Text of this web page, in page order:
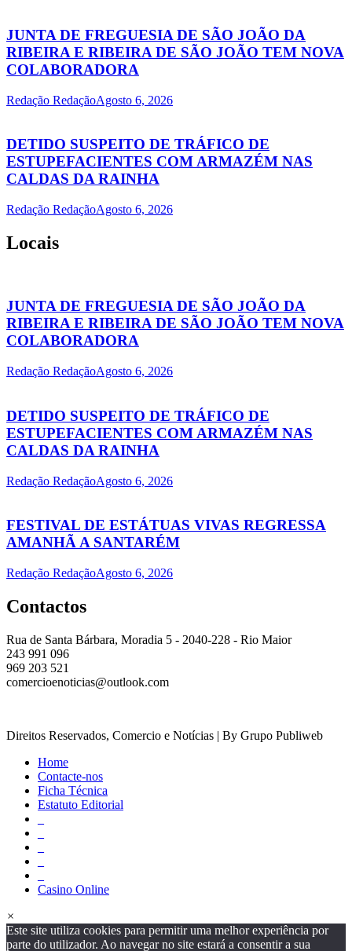
JUNTA DE FREGUESIA DE SÃO JOÃO DA
RIBEIRA E RIBEIRA DE SÃO JOÃO TEM NOVA
COLABORADORA
Redação RedaçãoAgosto 6, 2026
DETIDO SUSPEITO DE TRÁFICO DE
ESTUPEFACIENTES COM ARMAZÉM NAS
CALDAS DA RAINHA
Redação RedaçãoAgosto 6, 2026
Locais
JUNTA DE FREGUESIA DE SÃO JOÃO DA
RIBEIRA E RIBEIRA DE SÃO JOÃO TEM NOVA
COLABORADORA
Redação RedaçãoAgosto 6, 2026
DETIDO SUSPEITO DE TRÁFICO DE
ESTUPEFACIENTES COM ARMAZÉM NAS
CALDAS DA RAINHA
Redação RedaçãoAgosto 6, 2026
FESTIVAL DE ESTÁTUAS VIVAS REGRESSA
AMANHÃ A SANTARÉM
Redação RedaçãoAgosto 6, 2026
Contactos
Rua de Santa Bárbara, Moradia 5 - 2040-228 - Rio Maior
243 991 096
969 203 521
comercioenoticias@outlook.com
Direitos Reservados, Comercio e Notícias | By Grupo Publiweb
Home
Contacte-nos
Ficha Técnica
Estatuto Editorial
Casino Online
×
Este site utiliza cookies para permitir uma melhor experiência por
parte do utilizador. Ao navegar no site estará a consentir a sua